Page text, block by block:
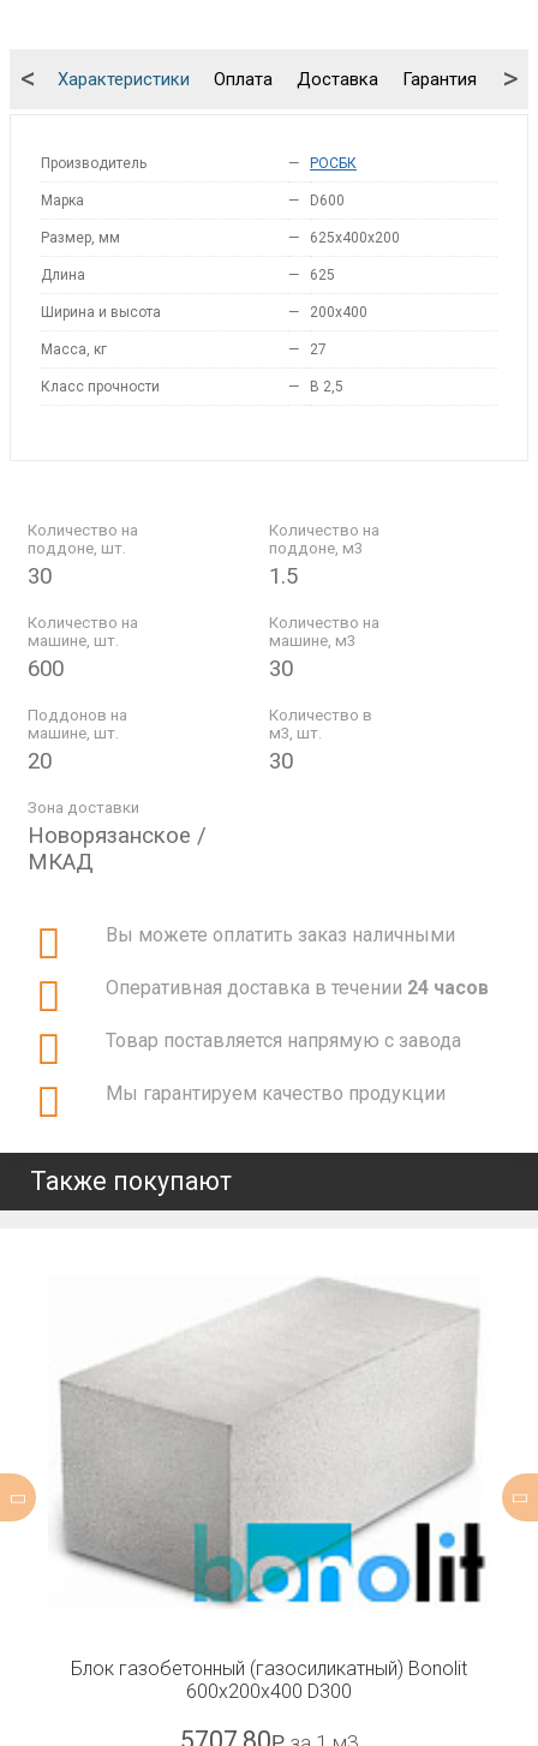
Характеристики Оплата Доставка Гарантия
< >
Производитель — РОСБК
Марка — D600
Размер, мм — 625x400x200
Длина — 625
Ширина и высота — 200x400
Масса, кг — 27
Класс прочности — B 2,5
Количество на
поддоне, шт.
30
Количество на
поддоне, м3
1.5
Количество на
машине, шт.
600
Количество на
машине, м3
30
Поддонов на
машине, шт.
20
Количество в
м3, шт.
30
Зона доставки
Новорязанское /
МКАД
Вы можете оплатить заказ наличными
Оперативная доставка в течении 24 часов
Товар поставляется напрямую с завода
Мы гарантируем качество продукции
Также покупают
Блок газобетонный (газосиликатный) Bonolit
600x200x400 D300